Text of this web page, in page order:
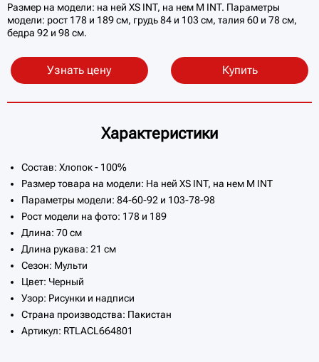
Размер на модели: на ней XS INT, на нем M INT. Параметры
модели: рост 178 и 189 см, грудь 84 и 103 см, талия 60 и 78 см,
бедра 92 и 98 см.
Узнать цену Купить
Характеристики
Состав: Хлопок - 100%
Размер товара на модели: На ней XS INT, на нем M INT
Параметры модели: 84-60-92 и 103-78-98
Рост модели на фото: 178 и 189
Длина: 70 см
Длина рукава: 21 см
Сезон: Мульти
Цвет: Черный
Узор: Рисунки и надписи
Страна производства: Пакистан
Артикул: RTLACL664801